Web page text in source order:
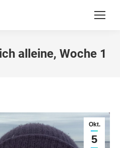
alleine, Woche 1
Okt.
5